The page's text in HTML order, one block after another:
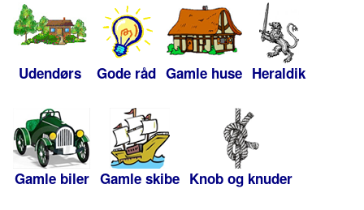
Udendørs Gode råd Gamle huse Heraldik
Gamle biler Gamle skibe Knob og knuder